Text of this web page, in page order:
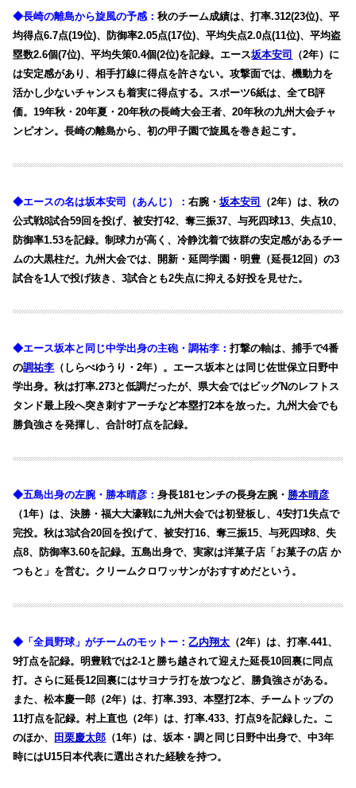
◆長崎の離島から旋風の予感：秋のチーム成績は、打率.312(23位)、平
均得点6.7点(19位)、防御率2.05点(17位)、平均失点2.0点(11位)、平均盗
塁数2.6個(7位)、平均失策0.4個(2位)を記録。エース坂本安司
（2年）に
は安定感があり、相手打線に得点を許さない。攻撃面では、機動力を
活かし少ないチャンスも着実に得点する。スポーツ6紙は、全てB評
価。19年秋・20年夏・20年秋の長崎大会王者、20年秋の九州大会チャ
ンピオン。長崎の離島から、初の甲子園で旋風を巻き起こす。
◆エースの名は坂本安司（あんじ）：右腕・坂本安司 （2年）は、秋の
公式戦8試合59回を投げ、被安打42、奪三振37、与死四球13、失点10、
防御率1.53を記録。制球力が高く、冷静沈着で抜群の安定感があるチー
ムの大黒柱だ。九州大会では、開新・延岡学園・明豊（延長12回）の3
試合を1人で投げ抜き、3試合とも2失点に抑える好投を見せた。
◆エース坂本と同じ中学出身の主砲・調祐李：打撃の軸は、捕手で4番
の調祐李 （しらべゆうり・2年）。エース坂本とは同じ佐世保立日野中
学出身。秋は打率.273と低調だったが、県大会ではビッグNのレフトス
タンド最上段へ突き刺すアーチなど本塁打2本を放った。九州大会でも
勝負強さを発揮し、合計8打点を記録。
◆五島出身の左腕・勝本晴彦：身長181センチの長身左腕・ 勝本晴彦
（1年）は、決勝・福大大濠戦に九州大会では初登板し、4安打1失点で
完投。秋は3試合20回を投げて、被安打16、奪三振15、与死四球8、失
点8、防御率3.60を記録。五島出身で、実家は洋菓子店「お菓子の店 か
つもと」を営む。クリームクロワッサンがおすすめだという。
◆「全員野球」がチームのモットー：乙内翔太 （2年）は、打率.441、
9打点を記録。明豊戦では2-1と勝ち越されて迎えた延長10回裏に同点
打。さらに延長12回裏にはサヨナラ打を放つなど、勝負強さがある。
また、松本慶一郎（2年）は、打率.393、本塁打2本、チームトップの
11打点を記録。村上直也（2年）は、打率.433、打点9を記録した。こ
のほか、 田栗慶太郎 （1年）は、坂本・調と同じ日野中出身で、中3年
時にはU15日本代表に選出された経験を持つ。